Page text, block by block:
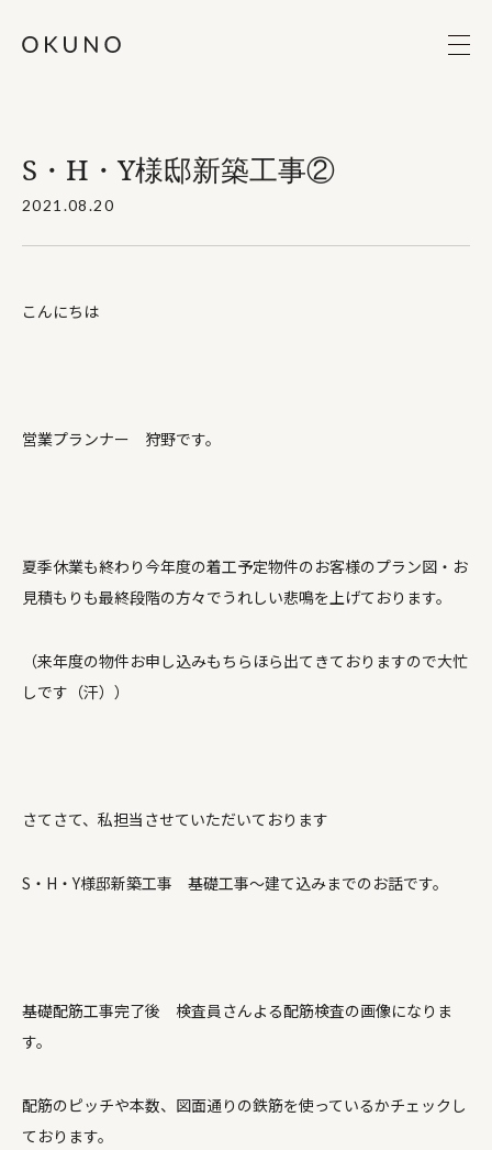
S・H・Y様邸新築工事②
2021.08.20
こんにちは
営業プランナー 狩野です。
夏季休業も終わり今年度の着工予定物件のお客様のプラン図・お
見積もりも最終段階の方々でうれしい悲鳴を上げております。
（来年度の物件お申し込みもちらほら出てきておりますので大忙
しです（汗））
さてさて、私担当させていただいております
S・H・Y様邸新築工事 基礎工事～建て込みまでのお話です。
基礎配筋工事完了後 検査員さんよる配筋検査の画像になりま
す。
配筋のピッチや本数、図面通りの鉄筋を使っているかチェックし
ております。